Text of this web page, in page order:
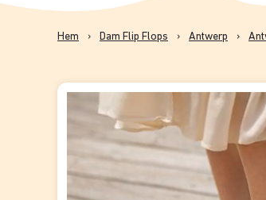
Hem › Dam Flip Flops › Antwerp ›